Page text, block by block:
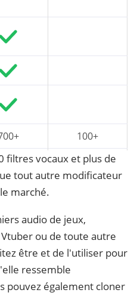
100+
de
A partir de
15.95€
filtres vocaux et plus de
tout autre modificateur
marché.
audio de jeux,
ou de toute autre
être et de l'utiliser pour
ressemble
pouvez également cloner